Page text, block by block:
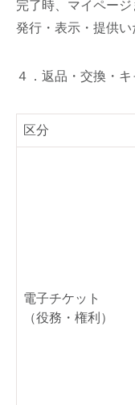
完了時、マイペー
発行・表示・提供い
４．返品・交換・
区分
電子チケット
（役務・権利）